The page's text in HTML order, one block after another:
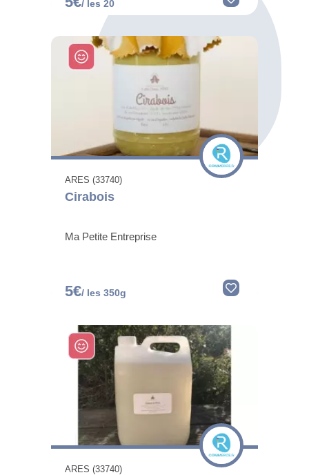
/ les 20
ARES (33740)
Cirabois
Ma Petite Entreprise
5€/ les 350g
ARES (33740)